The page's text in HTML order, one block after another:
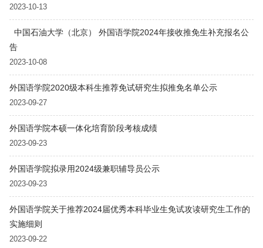
2023-10-13
中国石油大学（北京） 外国语学院2024年接收推免生补充报名公
告
2023-10-08
外国语学院2020级本科生推荐免试研究生拟推免名单公示
2023-09-27
外国语学院本硕一体化培育阶段考核成绩
2023-09-23
外国语学院拟录用2024级兼职辅导员公示
2023-09-23
外国语学院关于推荐2024届优秀本科毕业生免试攻读研究生工作的
实施细则
2023-09-22